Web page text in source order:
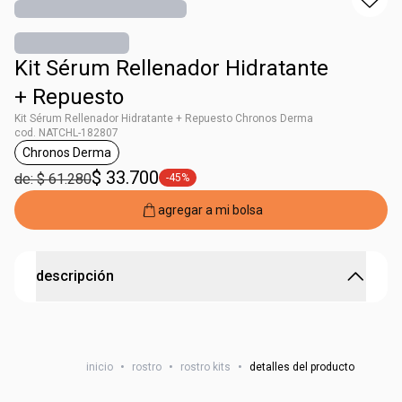
Kit Sérum Rellenador Hidratante
+ Repuesto
Kit Sérum Rellenador Hidratante + Repuesto Chronos Derma
cod. NATCHL-182807
general.tag Chronos Derma
Chronos Derma
de: $ 61.280$ 33.700 general.tag -45%
-45%
agregar a mi bolsa
descripción
más 75% acido hialuronico para tu piel*.
inicio • rostro • rostro kits • detalles del producto